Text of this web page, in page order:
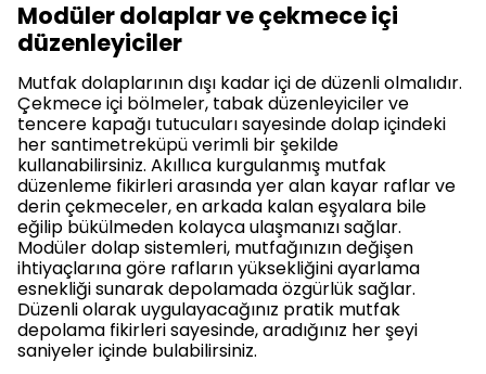
Modüler dolaplar ve çekmece içi
düzenleyiciler
Mutfak dolaplarının dışı kadar içi de düzenli olmalıdır.
Çekmece içi bölmeler, tabak düzenleyiciler ve
tencere kapağı tutucuları sayesinde dolap içindeki
her santimetreküpü verimli bir şekilde
kullanabilirsiniz. Akıllıca kurgulanmış mutfak
düzenleme fikirleri arasında yer alan kayar raflar ve
derin çekmeceler, en arkada kalan eşyalara bile
eğilip bükülmeden kolayca ulaşmanızı sağlar.
Modüler dolap sistemleri, mutfağınızın değişen
ihtiyaçlarına göre rafların yüksekliğini ayarlama
esnekliği sunarak depolamada özgürlük sağlar.
Düzenli olarak uygulayacağınız pratik mutfak
depolama fikirleri sayesinde, aradığınız her şeyi
saniyeler içinde bulabilirsiniz.